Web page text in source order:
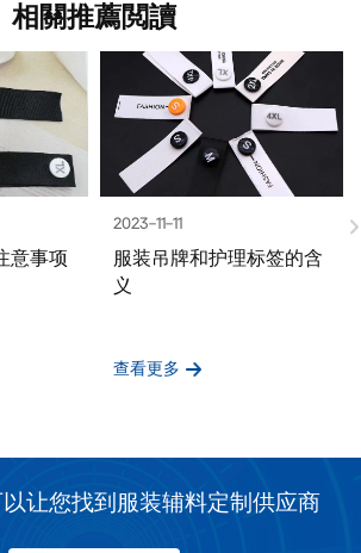
相關推薦閲讀
意事项
2023-11-11
服装吊牌和护理标签的含
义
查看更多
让您找到服装辅料定制供应商